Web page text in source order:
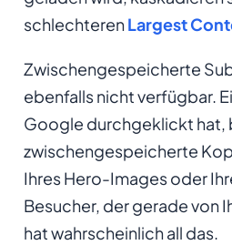
schlechterenLargest
Zwischengespeicherte
ebenfalls nicht verfügbar.
Google durchgeklickt hat,
zwischengespeicherte
Ihres Hero-Images oder
Besucher, der gerade von
hat wahrscheinlich all das.